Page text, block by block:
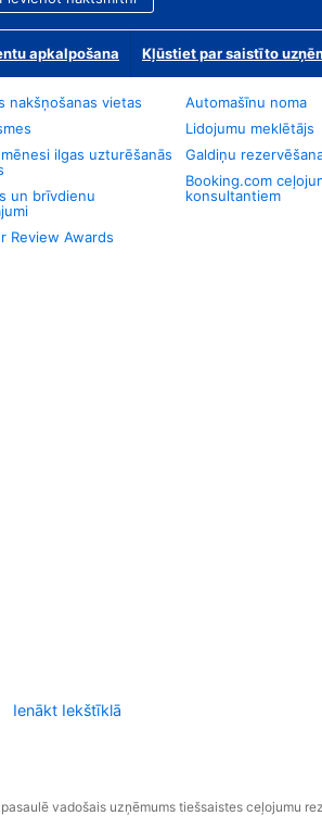
apkalpošana Kļūstiet par saistīto
nakšņošanas vietas
ilgas uzturēšanās
un brīvdienu
Review Awards
Automašīnu noma
Lidojumu meklētājs
Galdiņu
Booking.com
konsultantiem
Ienākt Iekštīklā
vadošais uzņēmums tiešsaistes ceļojumu